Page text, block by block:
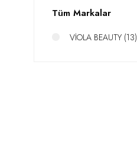
Tüm Markalar
VİOLA BEAUTY (13)